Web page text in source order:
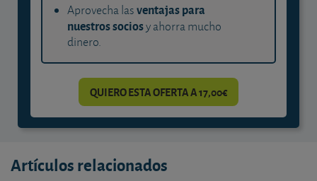
Aprovecha lasventajas para
nuestros sociosy ahorra mucho
dinero.
QUIERO ESTA OFERTA A 17,00€
Artículos relacionados